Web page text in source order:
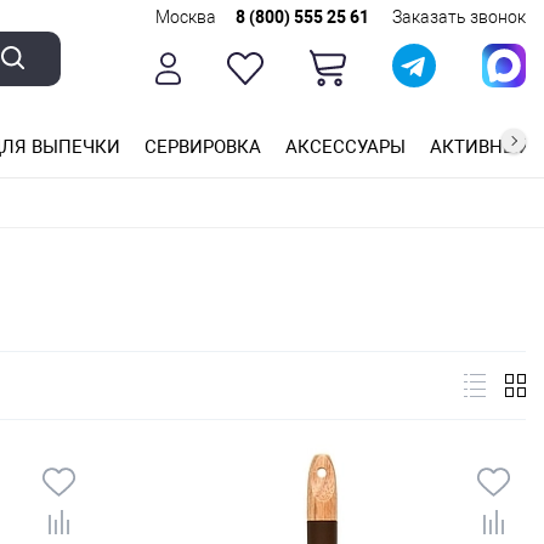
Москва 8 (800) 555 25 61 Заказать звонок
ВЫПЕЧКИ СЕРВИРОВКА АКСЕССУАРЫ АКТИВНЫЙ